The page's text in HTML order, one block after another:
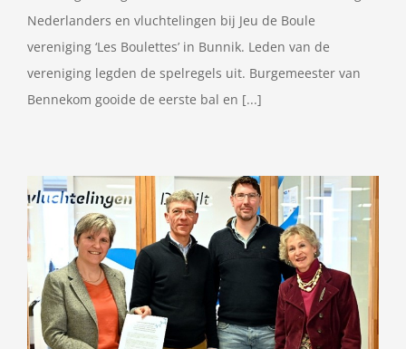
Nederlanders en vluchtelingen bij Jeu de Boule
vereniging ‘Les Boulettes’ in Bunnik. Leden van de
vereniging legden de spelregels uit. Burgemeester van
Bennekom gooide de eerste bal en [...]